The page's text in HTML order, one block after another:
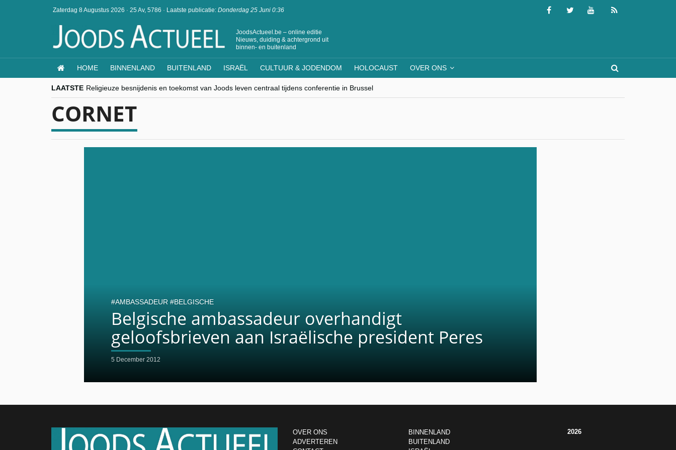
Zaterdag 8 Augustus 2026 · 25 Av, 5786 · Laatste publicatie: Donderdag 25 Juni 0:36
JoodsActueel.be – online editie
Nieuws, duiding & achtergrond uit
binnen- en buitenland
HOME BINNENLAND BUITENLAND ISRAËL CULTUUR & JODENDOM HOLOCAUST OVER ONS
LAATSTE Religieuze besnijdenis en toekomst van Joods leven centraal tijdens conferentie in Brussel
“Besnijdenisdebat toont hoe moeilijk seculiere Westen minderheden begrijpt”, Jinnih Beels (Vooruit)
CITYTRIP | ROEMENIË – Boekarest: de verrassing van Oost-Europa
“Vandaag zit elke Jood in België op de beklaagdenbank”
goKosher lanceert nieuwe website en samenwerking met Mishpacha voor kosher travel en simchas wereldwijd
CORNET
Belgische ambassadeur overhandigt
geloofsbrieven aan Israëlische president Peres
5 December 2012
AMBASSADEUR BELGISCHE
OVER ONS
ADVERTEREN
BINNENLAND
BUITENLAND
2026